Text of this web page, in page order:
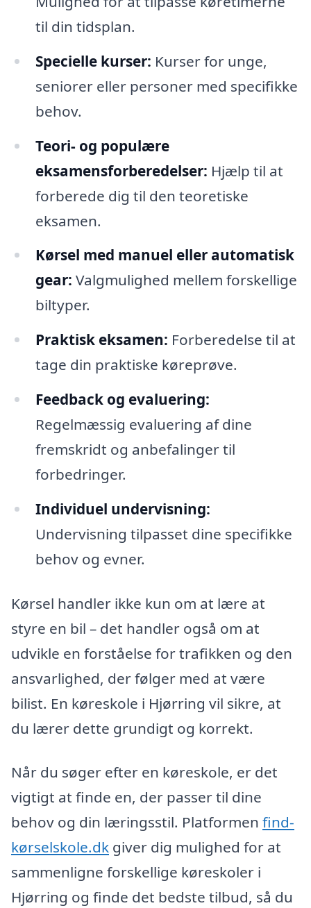
til din tidsplan.
Specielle kurser: Kurser for unge,
seniorer eller personer med specifikke
behov.
Teori- og populære
eksamensforberedelser: Hjælp til at
forberede dig til den teoretiske
eksamen.
Kørsel med manuel eller automatisk
gear: Valgmulighed mellem forskellige
biltyper.
Praktisk eksamen: Forberedelse til at
tage din praktiske køreprøve.
Feedback og evaluering:
Regelmæssig evaluering af dine
fremskridt og anbefalinger til
forbedringer.
Individuel undervisning:
Undervisning tilpasset dine specifikke
behov og evner.
Kørsel handler ikke kun om at lære at
styre en bil – det handler også om at
udvikle en forståelse for trafikken og den
ansvarlighed, der følger med at være
bilist. En køreskole i Hjørring vil sikre, at
du lærer dette grundigt og korrekt.
Når du søger efter en køreskole, er det
vigtigt at finde en, der passer til dine
behov og din læringsstil. Platformen find-
kørselskole.dk giver dig mulighed for at
sammenligne forskellige køreskoler i
Hjørring og finde det bedste tilbud, så du